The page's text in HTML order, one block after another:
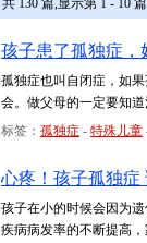
共 130 篇,显示第 1 - 10 篇
孩子患了孤独症，
孤独症也叫自闭症，如
会。做父母的一定要知
标签： 孤独症 - 特殊儿童
心疼！孩子孤独症
孩子在小的时候会因为
疾病病发率的不断提高